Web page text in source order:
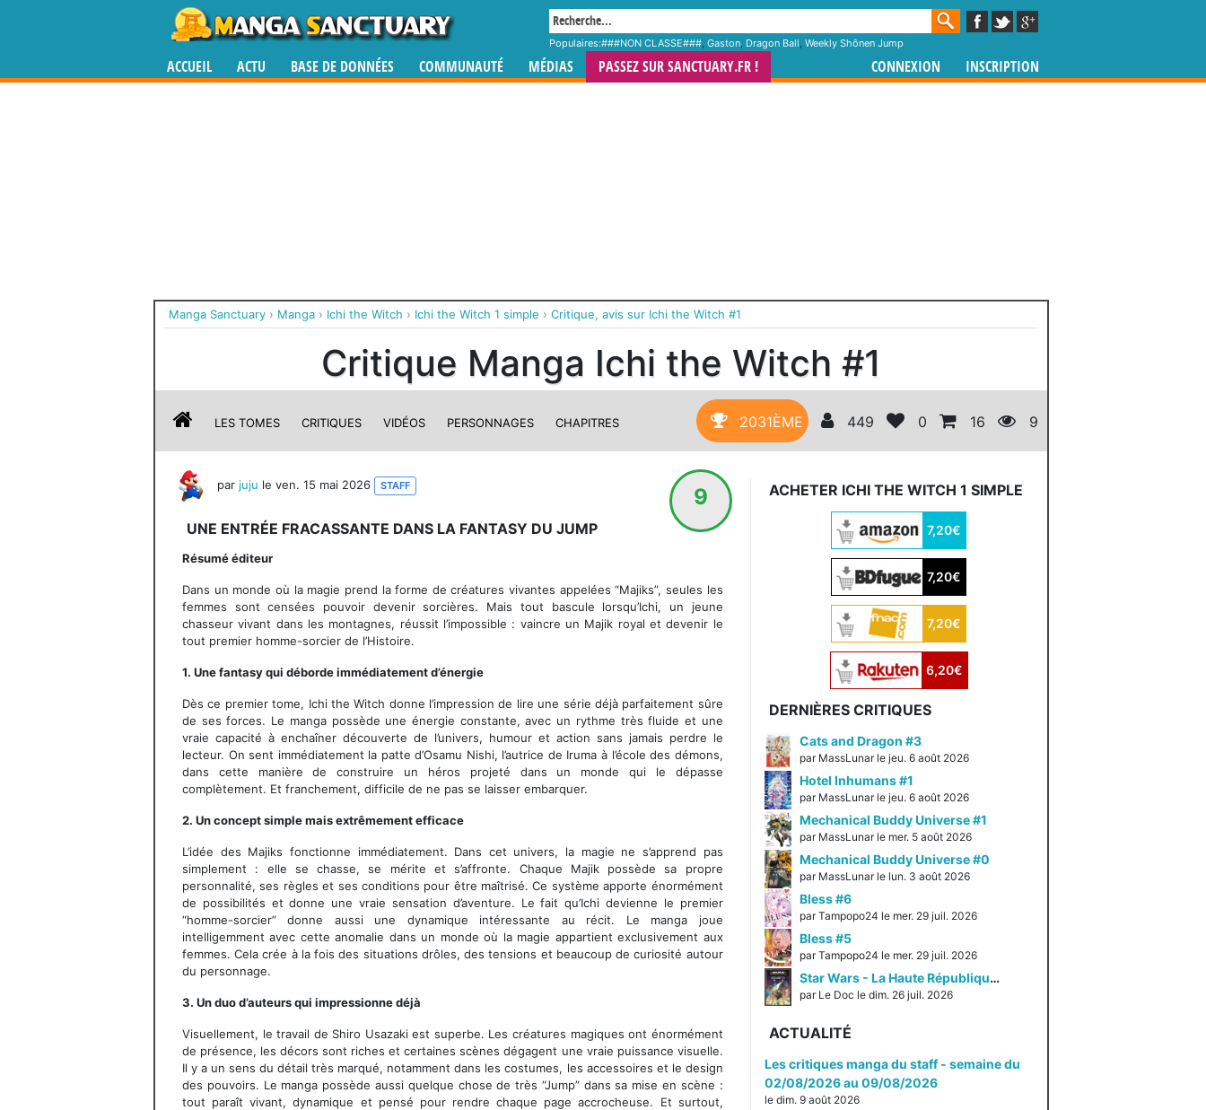
Populaires:###NON CLASSE###, Gaston, Dragon Ball, Weekly Shônen Jump
ACCUEIL ACTU BASE DE DONNÉES COMMUNAUTÉ MÉDIAS PASSEZ SUR SANCTUARY.FR ! CONNEXION INSCRIPTION
Manga Sanctuary › Manga › Ichi the Witch › Ichi the Witch 1 simple › Critique, avis sur Ichi the Witch #1
Critique Manga Ichi the Witch #1
LES TOMES CRITIQUES VIDÉOS PERSONNAGES CHAPITRES 2031ÈME 449 0 16 9
9
par juju le ven. 15 mai 2026 STAFF
UNE ENTRÉE FRACASSANTE DANS LA FANTASY DU JUMP
Résumé éditeur
Dans un monde où la magie prend la forme de créatures vivantes appelées “Majiks”, seules les
femmes sont censées pouvoir devenir sorcières. Mais tout bascule lorsqu’Ichi, un jeune
chasseur vivant dans les montagnes, réussit l’impossible : vaincre un Majik royal et devenir le
tout premier homme-sorcier de l’Histoire.
1. Une fantasy qui déborde immédiatement d’énergie
Dès ce premier tome, Ichi the Witch donne l’impression de lire une série déjà parfaitement sûre
de ses forces. Le manga possède une énergie constante, avec un rythme très fluide et une
vraie capacité à enchaîner découverte de l’univers, humour et action sans jamais perdre le
lecteur. On sent immédiatement la patte d’Osamu Nishi, l’autrice de Iruma à l’école des démons,
dans cette manière de construire un héros projeté dans un monde qui le dépasse
complètement. Et franchement, difficile de ne pas se laisser embarquer.
2. Un concept simple mais extrêmement efficace
L’idée des Majiks fonctionne immédiatement. Dans cet univers, la magie ne s’apprend pas
simplement : elle se chasse, se mérite et s’affronte. Chaque Majik possède sa propre
personnalité, ses règles et ses conditions pour être maîtrisé. Ce système apporte énormément
de possibilités et donne une vraie sensation d’aventure. Le fait qu’Ichi devienne le premier
“homme-sorcier” donne aussi une dynamique intéressante au récit. Le manga joue
intelligemment avec cette anomalie dans un monde où la magie appartient exclusivement aux
femmes. Cela crée à la fois des situations drôles, des tensions et beaucoup de curiosité autour
du personnage.
3. Un duo d’auteurs qui impressionne déjà
Visuellement, le travail de Shiro Usazaki est superbe. Les créatures magiques ont énormément
de présence, les décors sont riches et certaines scènes dégagent une vraie puissance visuelle.
Il y a un sens du détail très marqué, notamment dans les costumes, les accessoires et le design
des pouvoirs. Le manga possède aussi quelque chose de très “Jump” dans sa mise en scène :
tout paraît vivant, dynamique et pensé pour rendre chaque page accrocheuse. Et surtout,
ACHETER ICHI THE WITCH 1 SIMPLE
7,20€
7,20€
7,20€
6,20€
DERNIÈRES CRITIQUES
Cats and Dragon #3
par MassLunar le jeu. 6 août 2026
Hotel Inhumans #1
par MassLunar le jeu. 6 août 2026
Mechanical Buddy Universe #1
par MassLunar le mer. 5 août 2026
Mechanical Buddy Universe #0
par MassLunar le lun. 3 août 2026
Bless #6
par Tampopo24 le mer. 29 juil. 2026
Bless #5
par Tampopo24 le mer. 29 juil. 2026
Star Wars - La Haute République - Un équilibre fragile
par Le Doc le dim. 26 juil. 2026
ACTUALITÉ
Les critiques manga du staff - semaine du
02/08/2026 au 09/08/2026
le dim. 9 août 2026